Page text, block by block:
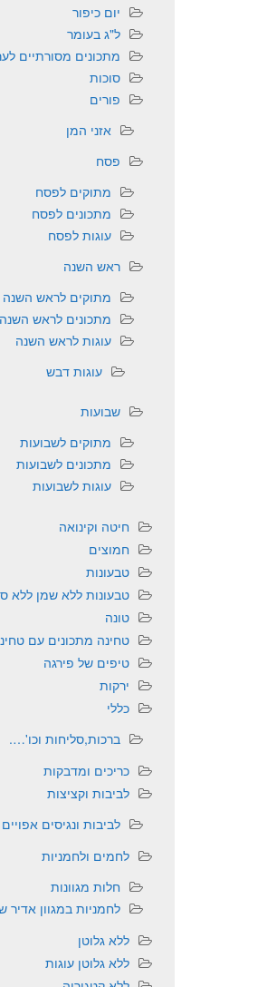
יום כיפור
ל"ג בעומר
מתכונים מסורתיים
סוכות
פורים
אזני המן
פסח
מתוקים לפסח
מתכונים לפסח
עוגות לפסח
ראש השנה
מתוקים לראש השנה
מתכונים לראש השנה
עוגות לראש השנה
עוגות דבש
שבועות
מתוקים לשבועות
מתכונים לשבועות
עוגות לשבועות
חיטה וקינואה
חמוצים
טבעונות
טבעונות ללא שמן ללא
טונה
טחינה מתכונים עם
טיפים של פירגה
ירקות
כללי
ברכות,סליחות וכו'….
כריכים ומדבקות
לביבות וקציצות
לביבות ונגיסים אפויים
לחמים ולחמניות
חלות מגוונות
לחמניות במגוון
ללא גלוטן
ללא גלוטן עוגות